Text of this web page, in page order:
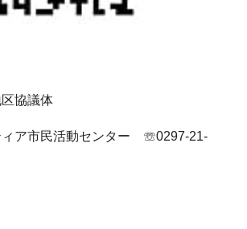
協議体
ィア市民活動センター ☏0297-21-